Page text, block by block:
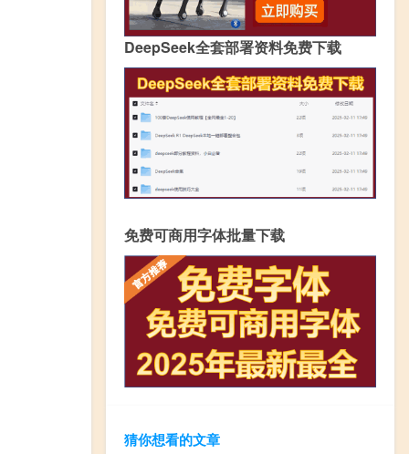
DeepSeek全套部署资料免费下载
免费可商用字体批量下载
猜你想看的文章